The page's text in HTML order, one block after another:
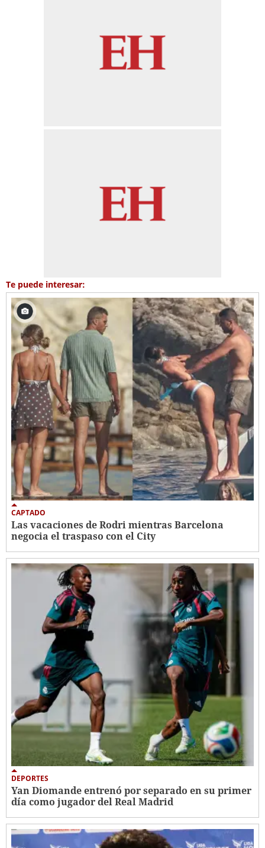
Te puede interesar:
CAPTADO
Las vacaciones de Rodri mientras Barcelona
negocia el traspaso con el City
DEPORTES
Yan Diomande entrenó por separado en su primer
día como jugador del Real Madrid